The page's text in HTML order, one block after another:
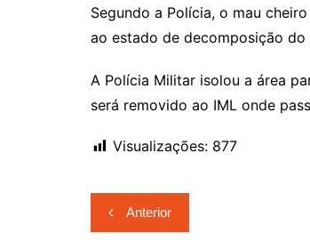
Segundo a Polícia, o mau
ao estado de decomposição
A Polícia Militar isolou a área
será removido ao IML onde
Visualizações: 877
Navegação
de
Anterior